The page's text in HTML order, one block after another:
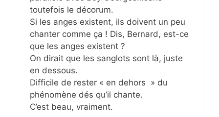
toutefois le décorum.
Si les anges existent, ils doivent un peu
chanter comme ça ! Dis, Bernard, est-ce
que les anges existent ?
On dirait que les sanglots sont là, juste
en dessous.
Difficile de rester « en dehors » du
phénomène dés qu’il chante.
C’est beau, vraiment.